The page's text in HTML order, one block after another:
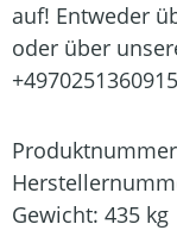
auf! Entweder
oder über
Gewicht: 435 kg